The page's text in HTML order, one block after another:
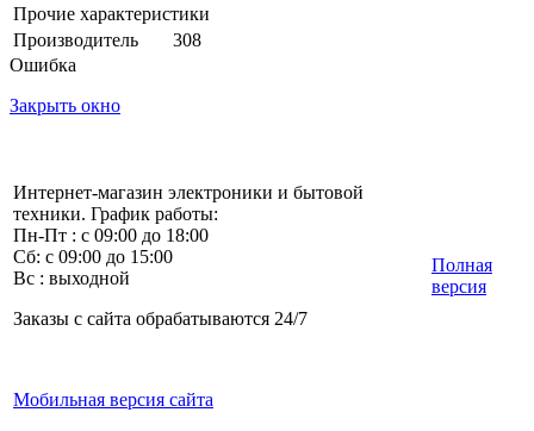
Прочие характеристики
Производитель
308
Ошибка
Закрыть окно
Интернет-магазин электроники и бытовой
техники. График работы:
Пн-Пт : с 09:00 до 18:00
Сб: с 09:00 до 15:00
Вс : выходной
Заказы с сайта обрабатываются 24/7
Мобильная версия сайта
Полная
версия